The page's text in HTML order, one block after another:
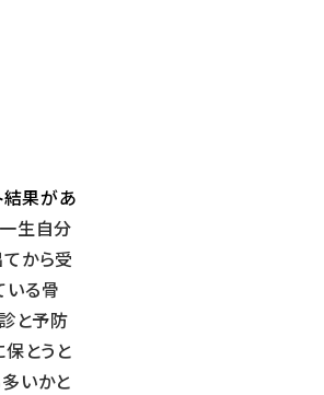
結果があ
生自分
から受
いる骨
と予防
とうと
いかと